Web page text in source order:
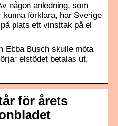
någon anledning, som
förklara, har Sverige
plats ett vinsttak på el
Ebba Busch skulle möta
elstödet betalas ut,
för årets